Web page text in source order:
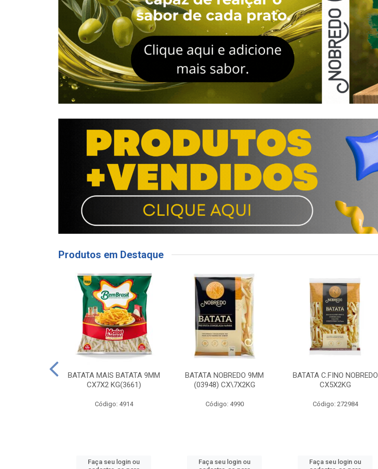
Produtos em Destaque
BATATA MAIS BATATA 9MM
CX7X2 KG(3661)
Código: 4914
Faça seu login ou
BATATA NOBREDO 9MM
(03948) CX\7X2KG
Código: 4990
Faça seu login ou
BATATA C.FINO NOBREDO
CX5X2KG
Código: 272984
Faça seu login ou